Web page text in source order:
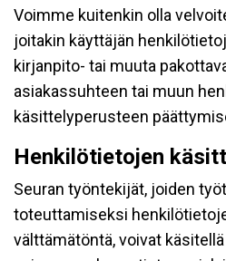
Voimme kuitenkin olla
joitakin käyttäjän
kirjanpito- tai muuta
asiakassuhteen tai muun
käsittelyperusteen
Henkilötietojen
Seuran työntekijät, joiden
toteuttamiseksi
välttämätöntä, voivat